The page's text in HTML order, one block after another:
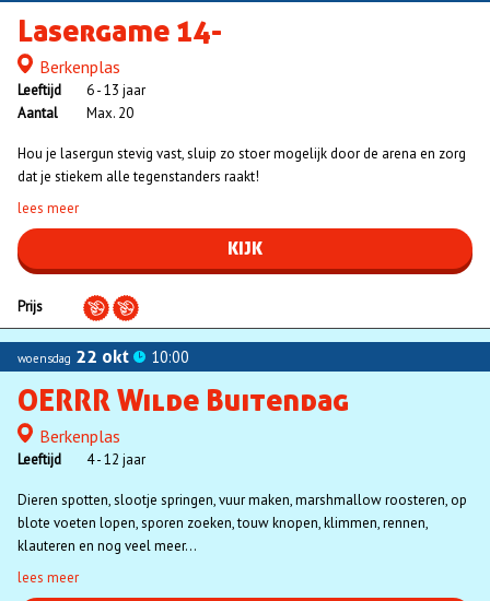
Lasergame 14-
LocatieBerkenplas
Leeftijd
6 - 13 jaar
Aantal
Max. 20
Hou je lasergun stevig vast, sluip zo stoer mogelijk door de arena en zorg
dat je stiekem alle tegenstanders raakt!
lees meer
KIJK
Prijs
woensdag 22 okt 10:00
OERRR Wilde Buitendag
LocatieBerkenplas
Leeftijd 4 - 12 jaar
Dieren spotten, slootje springen, vuur maken, marshmallow roosteren, op
blote voeten lopen, sporen zoeken, touw knopen, klimmen, rennen,
klauteren en nog veel meer...
lees meer